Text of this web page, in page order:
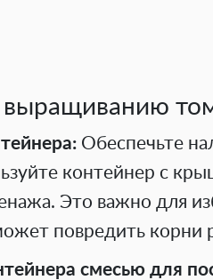
выращиванию
Обеспечьте
контейнер с
Это важно для
повредить корни
смесью для